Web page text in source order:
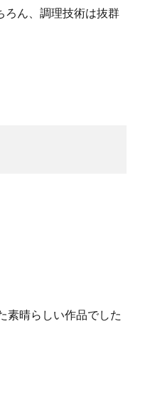
ろん、調理技術は抜群
素晴らしい作品でした